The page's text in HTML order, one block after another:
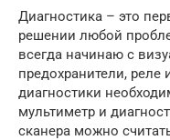
Диагностика – это
решении любой
всегда начинаю с
предохранители,
диагностики
мультиметр и
сканера можно